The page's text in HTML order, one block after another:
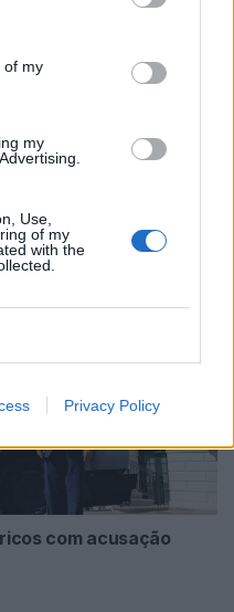
of my
my
Use,
of my
with the
Privacy Policy
com acusação